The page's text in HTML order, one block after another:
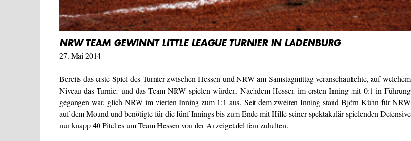
NRW TEAM GEWINNT LITTLE LEAGUE TURNIER IN LADENBURG
27. Mai 2014
Bereits das erste Spiel des Turnier zwischen Hessen und NRW am Samstagmittag veranschaulichte, auf welchem
Niveau das Turnier und das Team NRW spielen würden. Nachdem Hessen im ersten Inning mit 0:1 in Führung
gegangen war, glich NRW im vierten Inning zum 1:1 aus. Seit dem zweiten Inning stand Björn Kühn für NRW
auf dem Mound und benötigte für die fünf Innings bis zum Ende mit Hilfe seiner spektakulär spielenden Defensive
nur knapp 40 Pitches um Team Hessen von der Anzeigetafel fern zuhalten.